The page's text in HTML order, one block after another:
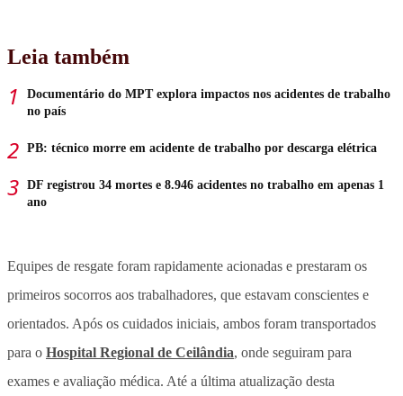
Leia também
Documentário do MPT explora impactos nos acidentes de trabalho
no país
PB: técnico morre em acidente de trabalho por descarga elétrica
DF registrou 34 mortes e 8.946 acidentes no trabalho em apenas 1
ano
Equipes de resgate foram rapidamente acionadas e prestaram os
primeiros socorros aos trabalhadores, que estavam conscientes e
orientados. Após os cuidados iniciais, ambos foram transportados
para o Hospital Regional de Ceilândia, onde seguiram para
exames e avaliação médica. Até a última atualização desta